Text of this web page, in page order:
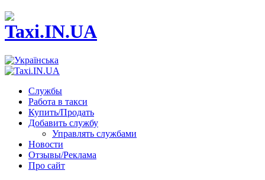
Службы
Работа в такси
Купить/Продать
Добавить службу
Управлять службами
Новости
Отзывы/Реклама
Про сайт